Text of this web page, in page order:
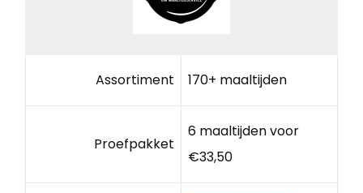
Assortiment 170+ maaltijden
Proefpakket
6 maaltijden voor
€33,50